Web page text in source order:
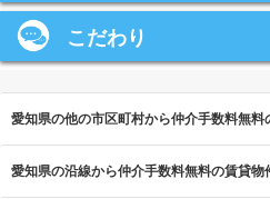
こだわり
愛知県の他の市区町村から仲介手数料無料
愛知県の沿線から仲介手数料無料の賃貸物